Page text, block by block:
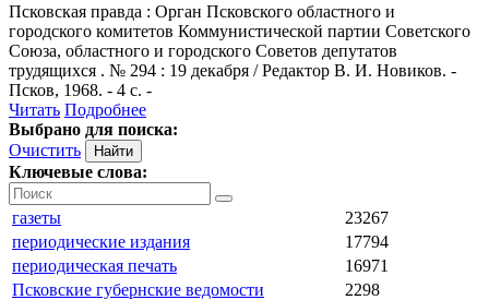
Псковская правда : Орган Псковского областного и
городского комитетов Коммунистической партии Советского
Союза, областного и городского Советов депутатов
трудящихся . № 294 : 19 декабря / Редактор В. И. Новиков. -
Псков, 1968. - 4 с. -
Читать Подробнее
Выбрано для поиска:
Очистить
Ключевые слова:
газеты
23267
периодические издания
17794
периодическая печать
16971
Псковские губернские ведомости
2298